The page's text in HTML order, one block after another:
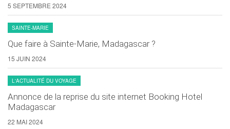
5 SEPTEMBRE 2024
SAINTE-MARIE
Que faire à Sainte-Marie, Madagascar ?
15 JUIN 2024
L'ACTUALITÉ DU VOYAGE
Annonce de la reprise du site internet Booking Hotel
Madagascar
22 MAI 2024